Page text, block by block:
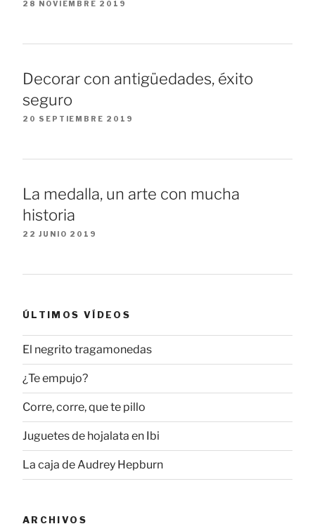
28 NOVIEMBRE 2019
Decorar con antigüedades, éxito
seguro
20 SEPTIEMBRE 2019
La medalla, un arte con mucha
historia
22 JUNIO 2019
ÚLTIMOS VÍDEOS
El negrito tragamonedas
¿Te empujo?
Corre, corre, que te pillo
Juguetes de hojalata en Ibi
La caja de Audrey Hepburn
ARCHIVOS